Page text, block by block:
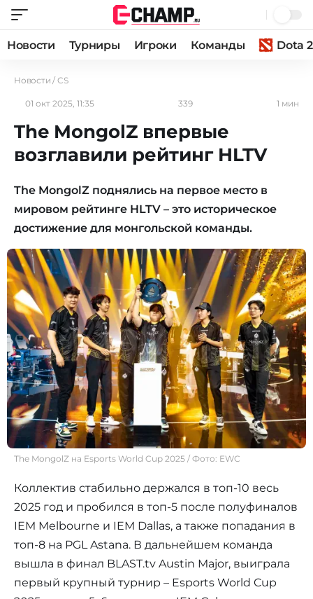
Новости Турниры Игроки Команды Dota 2
Новости /CS
01 окт 2025, 11:35 339 1 мин
The MongolZ впервые
возглавили рейтинг HLTV
The MongolZ поднялись на первое место в
мировом рейтинге HLTV – это историческое
достижение для монгольской команды.
The MongolZ на Esports World Cup 2025 / Фото: EWC
Коллектив стабильно держался в топ-10 весь
2025 год и пробился в топ-5 после полуфиналов
IEM Melbourne и IEM Dallas, а также попадания в
топ-8 на PGL Astana. В дальнейшем команда
вышла в финал BLAST.tv Austin Major, выиграла
первый крупный турнир – Esports World Cup